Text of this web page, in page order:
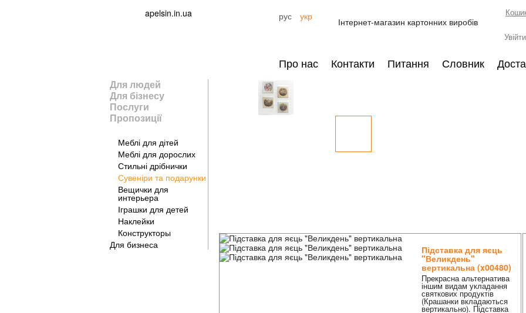
apelsin.in.ua рус укр Інтернет-магазин картонних виробів
Про нас Контакти Питання Словник
Увійти
Для людей
Для бізнесу
Послуги
Пропозиції
Меблі для дітей
Меблі для дорослих
Стильні дрібнички
Сувеніри та подарунки
Вещички для
интерьера
Іграшки для детей
Наклейки
Конструкторы
Для бизнеса
Підставка для яєць
"Великдень"
вертикальна (x00480)
Прекрасна альтернатива
іншим видам укладання
святкових продуктів
(Крашанки вкладаються
вертикально). Підставка